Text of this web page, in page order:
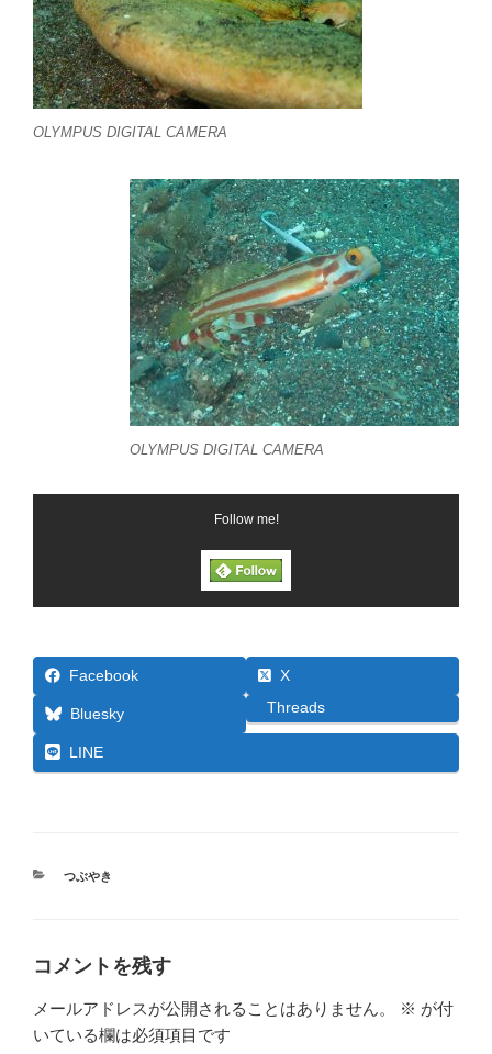
OLYMPUS DIGITAL CAMERA
OLYMPUS DIGITAL CAMERA
Follow me!
Facebook X
Bluesky Threads
LINE
カ
つぶやき
コメントを残す
メールアドレスが公開されることはありません。 ※ が付
いている欄は必須項目です